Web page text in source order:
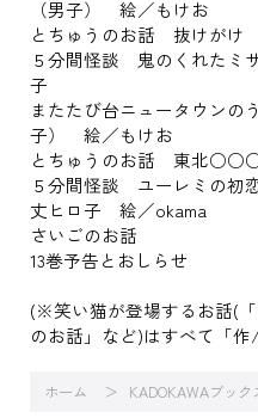
（男子） 絵／もけお
とちゅうのお話 抜けがけ
５分間怪談 鬼のくれた
子
またたび台ニュータウン
子） 絵／もけお
とちゅうのお話 東北
５分間怪談 ユーレミの初
丈ヒロ子 絵／okama
さいごのお話
13巻予告とおしらせ
(※笑い猫が登場するお話(
のお話」など)はすべて「
ホーム KADOKAWAブック